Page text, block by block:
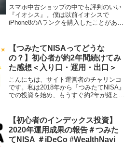
購入
スマホ中古ショップの中でも評判のいい
『イオシス』。僕は以前イオシスで
iPhone8のAランクを購入したことがある
デビューする父のためにiPhone XRの＜B
ランク＞を...
【つみたてNISAってどうな
の？】初心者が約2年間続けてみ
た感想＜入り口・運用・出口＞
こんにちは、サイト運営者のチャリンコ
です。私は2018年から『つみたてNISA』
での投資を始め、もうすぐ約2年が経とう
てみようかと考えている人の参考になる
ように感想をま...
【初心者のインデックス投資】
2020年運用成果の報告＃つみた
てNISA ＃iDeCo #WealthNavi